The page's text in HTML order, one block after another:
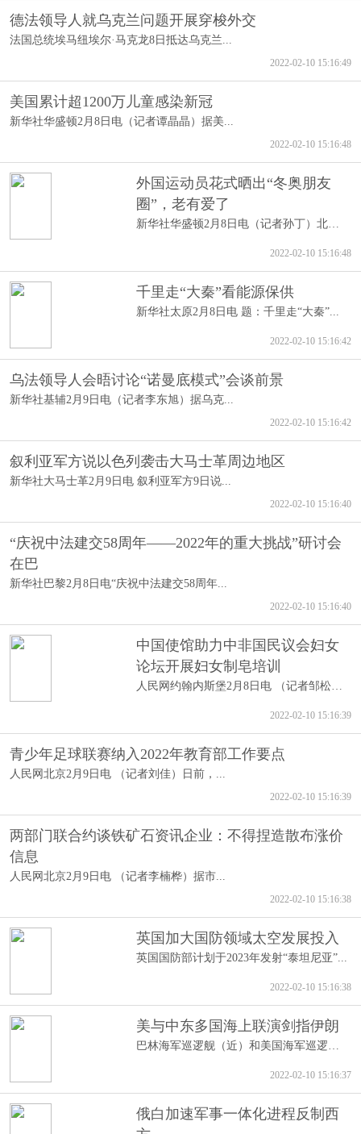
德法领导人就乌克兰问题开展穿梭外交
法国总统埃马纽埃尔·马克龙8日抵达乌克兰...
2022-02-10 15:16:49
美国累计超1200万儿童感染新冠
新华社华盛顿2月8日电（记者谭晶晶）据美...
2022-02-10 15:16:48
外国运动员花式晒出“冬奥朋友
圈”，老有爱了
新华社华盛顿2月8日电（记者孙丁）北京冬...
2022-02-10 15:16:48
千里走“大秦”看能源保供
新华社太原2月8日电 题：千里走“大秦”...
2022-02-10 15:16:42
乌法领导人会晤讨论“诺曼底模式”会谈前景
新华社基辅2月9日电（记者李东旭）据乌克...
2022-02-10 15:16:42
叙利亚军方说以色列袭击大马士革周边地区
新华社大马士革2月9日电 叙利亚军方9日说...
2022-02-10 15:16:40
“庆祝中法建交58周年——2022年的重大挑战”研讨会
在巴
新华社巴黎2月8日电“庆祝中法建交58周年...
2022-02-10 15:16:40
中国使馆助力中非国民议会妇女
论坛开展妇女制皂培训
人民网约翰内斯堡2月8日电 （记者邹松）...
2022-02-10 15:16:39
青少年足球联赛纳入2022年教育部工作要点
人民网北京2月9日电 （记者刘佳）日前，...
2022-02-10 15:16:39
两部门联合约谈铁矿石资讯企业：不得捏造散布涨价
信息
人民网北京2月9日电 （记者李楠桦）据市...
2022-02-10 15:16:38
英国加大国防领域太空发展投入
英国国防部计划于2023年发射“泰坦尼亚”...
2022-02-10 15:16:38
美与中东多国海上联演剑指伊朗
巴林海军巡逻舰（近）和美国海军巡逻舰（...
2022-02-10 15:16:37
俄白加速军事一体化进程反制西